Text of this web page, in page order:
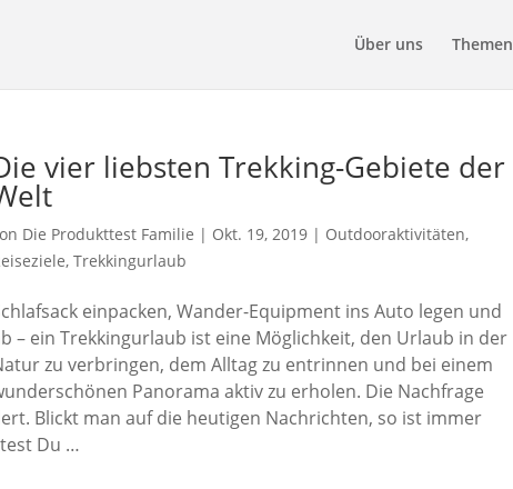
Über uns Themen
vier liebsten Trekking-Gebiete der
Die Produkttest Familie | Okt. 19, 2019 | Outdooraktivitäten,
,Trekkingurlaub
einpacken, Wander-Equipment ins Auto legen und
– ein Trekkingurlaub ist eine Möglichkeit, den Urlaub in der
zu verbringen, dem Alltag zu entrinnen und bei einem
Panorama aktiv zu erholen. Die Nachfrage
Blickt man auf die heutigen Nachrichten, so ist immer
Du …